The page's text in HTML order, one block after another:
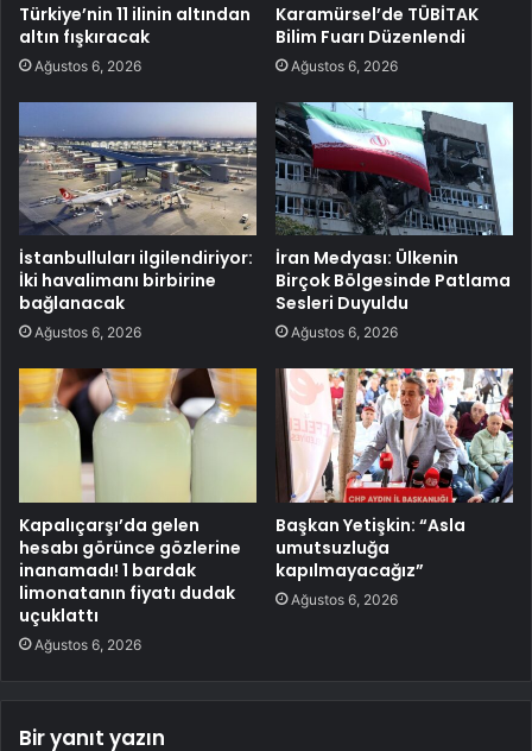
Türkiye’nin 11 ilinin altından
altın fışkıracak
Ağustos 6, 2026
Karamürsel’de TÜBİTAK
Bilim Fuarı Düzenlendi
Ağustos 6, 2026
İstanbulluları ilgilendiriyor:
İki havalimanı birbirine
bağlanacak
Ağustos 6, 2026
İran Medyası: Ülkenin
Birçok Bölgesinde Patlama
Sesleri Duyuldu
Ağustos 6, 2026
Kapalıçarşı’da gelen
hesabı görünce gözlerine
inanamadı! 1 bardak
limonatanın fiyatı dudak
uçuklattı
Ağustos 6, 2026
Başkan Yetişkin: “Asla
umutsuzluğa
kapılmayacağız”
Ağustos 6, 2026
Bir yanıt yazın